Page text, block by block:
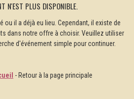
N'EST PLUS DISPONIBLE.
ou il a déjà eu lieu. Cependant, il existe de
dans notre offre à choisir. Veuillez utiliser
d'événement simple pour continuer.
- Retour à la page principale